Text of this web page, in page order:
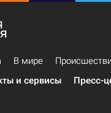
В мире
и сервисы Пресс-